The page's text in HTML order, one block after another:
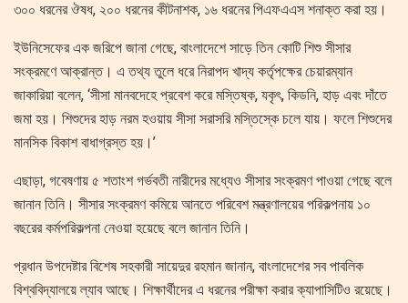
৩০০ ধরনের ঔষধ, ২০০ ধরনের কীটনাশক, ১৬ ধরনের পিএফএএস শনাক্ত করা হয়।
ইউনিসেফের এক জরিপে জানা গেছে, বাংলাদেশে সাড়ে তিন কোটি শিশু সীসার
সংক্রমণে আক্রান্ত। এ তথ্য তুলে ধরে নিরাপদ খাদ্য কর্তৃপক্ষের চেয়ারম্যান
জাকারিয়া বলেন, ‘সীসা মানবদেহে প্রবেশ করে মস্তিষ্ক, যকৃৎ, কিডনি, হাড় এবং দাঁতে
জমা হয়। শিশুদের হাড় নরম হওয়ায় সীসা সরাসরি মস্তিস্কে চলে যায়। ফলে শিশুদের
মানসিক বিকাশ বাধাগ্রস্ত হয়।’
এছাড়া, গবেষণায় ৫ শতাংশ গর্ভবতী নারীদের মধ্যেও সীসার সংক্রমণ পাওয়া গেছে বলে
জানান তিনি। সীসার সংক্রমণ কমিয়ে আনতে পরিবেশ মন্ত্রণালয়ের পরিকল্পনায় ১০
বছরের কর্মপরিকল্পনা নেওয়া হয়েছে বলে জানান তিনি।
প্রধান উপদেষ্টার বিশেষ সহকারী সায়েদুর রহমান জানান, বাংলাদেশের সব পাবলিক
বিশ্ববিদ্যালয়ে ল্যাব আছে। শিক্ষার্থীদের এ ধরনের পরীক্ষা করার ক্যাপাসিটিও রয়েছে।